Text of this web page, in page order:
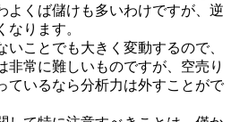
よくば儲けも多いわけですが、逆
ります。
ことでも大きく変動するので、
非常に難しいものですが、空売り
ているなら分析力は外すことがで